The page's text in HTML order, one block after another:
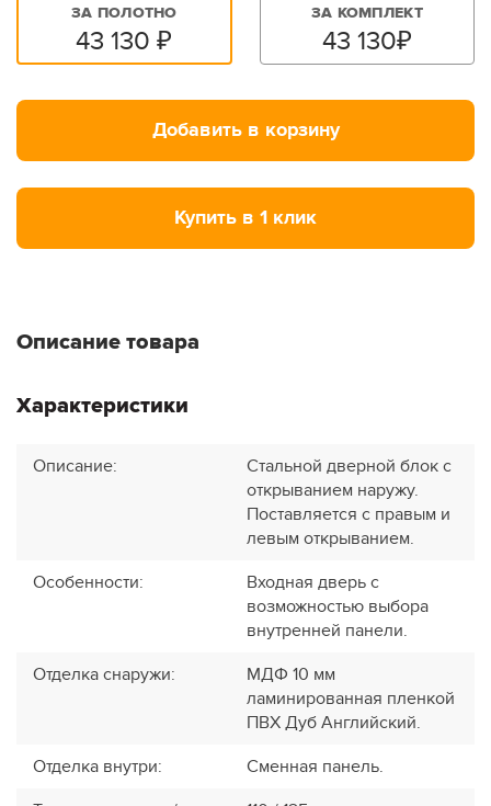
ЗА ПОЛОТНО
43 130 ₽
ЗА КОМПЛЕКТ
43 130₽
Добавить в корзину
Купить в 1 клик
Описание товара
Характеристики
Описание:
Стальной дверной блок с
открыванием наружу.
Поставляется с правым и
левым открыванием.
Особенности:
Входная дверь с
возможностью выбора
внутренней панели.
Отделка снаружи:
МДФ 10 мм
ламинированная пленкой
ПВХ Дуб Английский.
Отделка внутри:
Сменная панель.